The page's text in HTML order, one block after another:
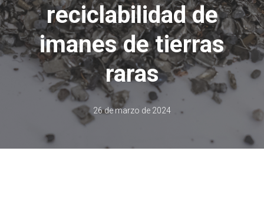
reciclabilidad de
imanes de tierras
raras
26 de marzo de 2024